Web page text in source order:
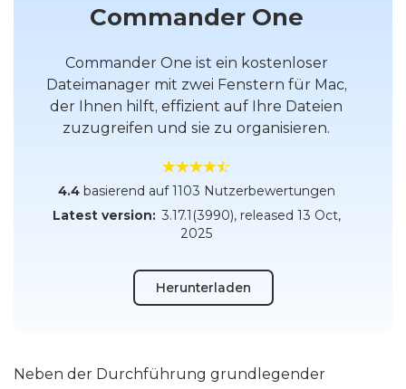
Commander One
Commander One ist ein kostenloser
Dateimanager mit zwei Fenstern für Mac,
der Ihnen hilft, effizient auf Ihre Dateien
zuzugreifen und sie zu organisieren.
4.4basierend auf 1103 Nutzerbewertungen
Latest version: 3.17.1(3990), released 13 Oct,
2025
Herunterladen
Neben der Durchführung grundlegender